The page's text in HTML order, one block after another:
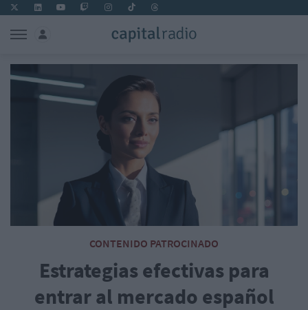
CONTENIDO PATROCINADO
Estrategias efectivas para
entrar al mercado español